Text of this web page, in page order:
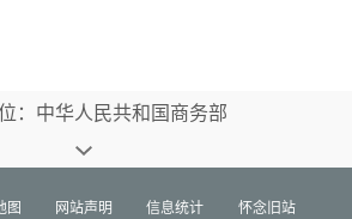
：中华人民共和国商务部
图 网站声明 信息统计 怀念旧站